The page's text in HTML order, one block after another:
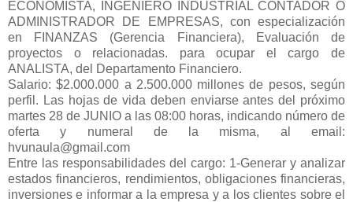
ECONOMISTA, INGENIERO INDUSTRIAL CONTADOR O
ADMINISTRADOR DE EMPRESAS, con especialización
en FINANZAS (Gerencia Financiera), Evaluación de
proyectos o relacionadas. para ocupar el cargo de
ANALISTA, del Departamento Financiero.
Salario: $2.000.000 a 2.500.000 millones de pesos, según
perfil. Las hojas de vida deben enviarse antes del próximo
martes 28 de JUNIO a las 08:00 horas, indicando número de
oferta y numeral de la misma, al email:
hvunaula@gmail.com
Entre las responsabilidades del cargo: 1-Generar y analizar
estados financieros, rendimientos, obligaciones financieras,
inversiones e informar a la empresa y a los clientes sobre el